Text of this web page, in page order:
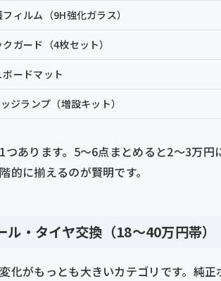
ィルム（9H強化ガラス）
クガード（4枚セット）
ードマット
ジランプ（増設キット）
つあります。5〜6点まとめると2〜3万
的に揃えるのが賢明です。
ル・タイヤ交換（18〜40万円帯）
化がもっとも大きいカテゴリです。純